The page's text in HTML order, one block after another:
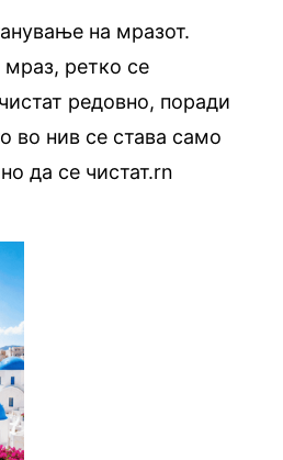
на мразот.
мраз, ретко се
редовно, поради
во нив се става само
да се чистат.rn